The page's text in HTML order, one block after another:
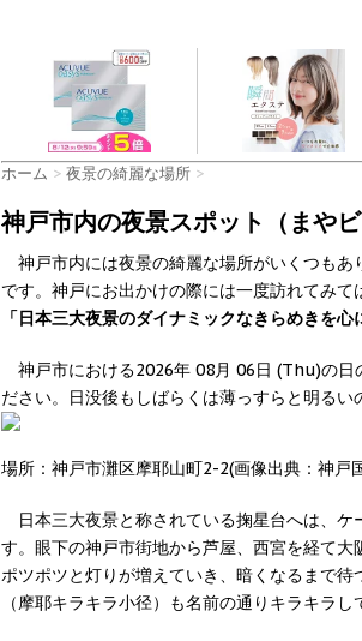
ホーム > 夜景の綺麗な場所 >
神戸市内の夜景スポット（まや
神戸市内には夜景の綺麗な場所がいくつもあ
です。神戸にお出かけの際には一度訪れてみて
「日本三大夜景のダイナミックなきらめきを心
神戸市における 2026年 08月 06日 (Thu)の日
ださい。日没後もしばらくは薄っすらと明るい
場所：神戸市灘区摩耶山町2-2(画像出典：神戸
日本三大夜景と称されている掬星台へは、ケ
す。眼下の神戸市街地から芦屋、西宮を経て大
ポツポツと灯りが増えていき、暗くなるまで
（摩耶キラキラ小径）も名前の通りキラキラし